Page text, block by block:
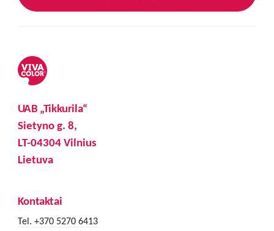
UAB „Tikkurila“
Sietyno g. 8,
LT-04304 Vilnius
Lietuva
Kontaktai
Tel. +370 5270 6413